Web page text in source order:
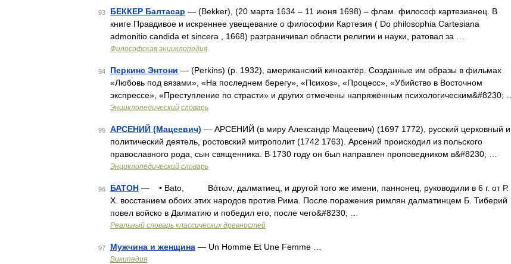
93 БЕККЕР Балтасар — (Bekker), (20 марта 1634 – 11 июня 1698) – флам. философ картезианец. В
книге Правдивое и искреннее увещевание о философии Картезия ( Do philosophia Cartesiana
admonitio candida et sincera , 1668) разграничивал области религии и науки, ратовал за …
Философская энциклопедия
94 Перкинс Энтони — (Perkins) (р. 1932), американский киноактёр. Созданные им образы в фильмах
«Любовь под вязами», «На последнем берегу», «Психоз», «Процесс», «Убийство в Восточном
экспрессе», «Преступление по страсти» и других отмечены напряжённым психологическим&#8230; …
Энциклопедический словарь
95 АРСЕНИЙ (Мацеевич) — АРСЕНИЙ (в миру Александр Мацеевич) (1697 1772), русский церковный и
политический деятель, ростовский митрополит (1742 1763). Арсений происходил из польского
православного рода, сын священника. В 1730 году он был направлен проповедником в&#8230; …
Энциклопедический словарь
96 БАТОН — • Bato, Βάτων, далматиец, и другой того же имени, паннонец, руководили в 6 г. от Р.
X. восстанием обоих этих народов против Рима. После поражения римлян далматинцем Б. Тиберий
повел войско в Далматию и победил его, после чего&#8230; …
Реальный словарь классических древностей
97 Мужчина и женщина — Un Homme Et Une Femme …
Википедия